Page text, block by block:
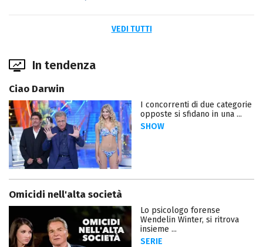
VEDI TUTTI
In tendenza
Ciao Darwin
I concorrenti di due categorie
opposte si sfidano in una ...
SHOW
Omicidi nell'alta società
Lo psicologo forense
Wendelin Winter, si ritrova
insieme ...
SERIE